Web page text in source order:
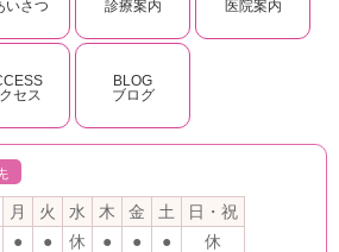
いさつ
診療案内
医院案内
セス
BLOG
ブログ
月 火 水 木 金 土
日・祝
● ● 休 ● ● ●
休